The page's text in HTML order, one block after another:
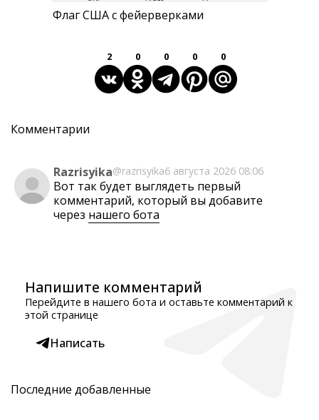
Флаг США с фейерверками
2 0 0 0 0
Комментарии
Razrisyika@razrisyika6 августа 2026 08:06
Вот так будет выглядеть первый
комментарий, который вы добавите
через нашего бота
Напишите комментарий
Перейдите в нашего бота и оставьте комментарий к
этой странице
Написать
Последние добавленные